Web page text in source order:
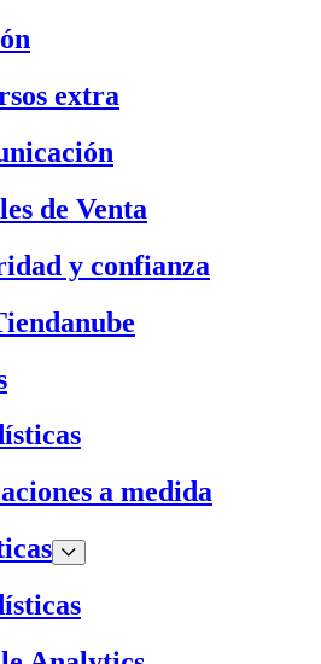
extra
de Venta
y confianza
a medida